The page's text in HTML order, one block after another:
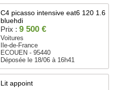
C4 picasso intensive eat6 120 1.6
bluehdi
Prix : 9 500 €
Voitures
Ile-de-France
ECOUEN - 95440
Déposée le 18/06 à 16h41
Lit appoint